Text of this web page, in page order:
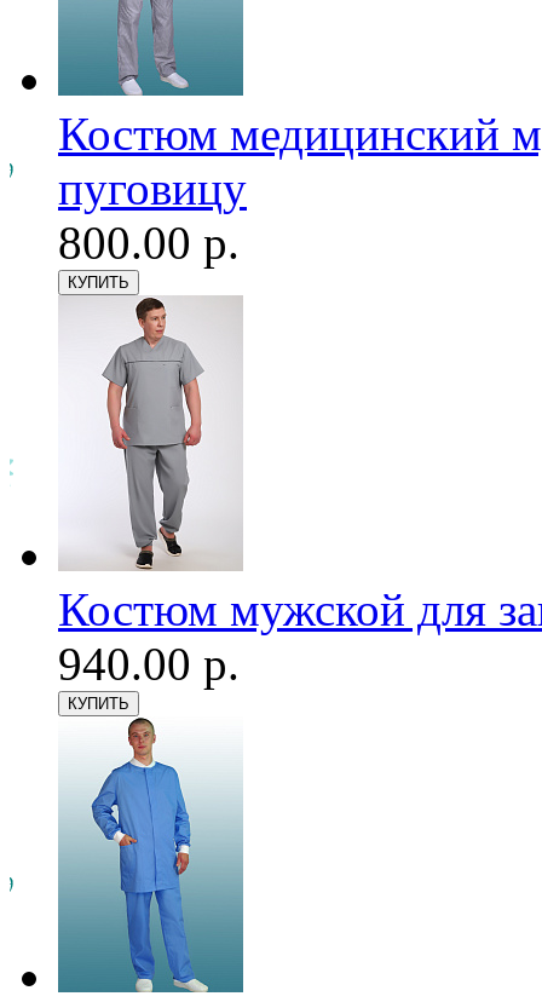
Костюм медицинский
пуговицу
800.00 р.
Костюм мужской для
940.00 р.